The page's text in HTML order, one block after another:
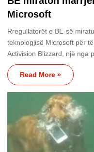
Microsoft
Rregullatorët e BE-së
teknologjisë Microsoft për
Activision Blizzard, një nga
Read More »